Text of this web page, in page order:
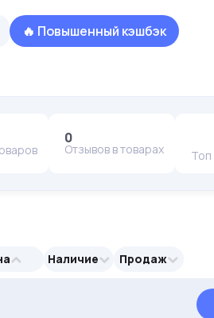
🔥 Повышенный кэшбэк
0
Отзывов в товарах Топ
Наличие Продаж